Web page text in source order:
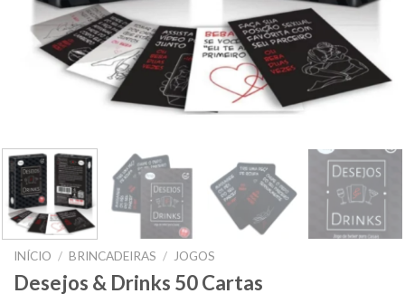
INÍCIO / BRINCADEIRAS / JOGOS
Desejos & Drinks 50 Cartas